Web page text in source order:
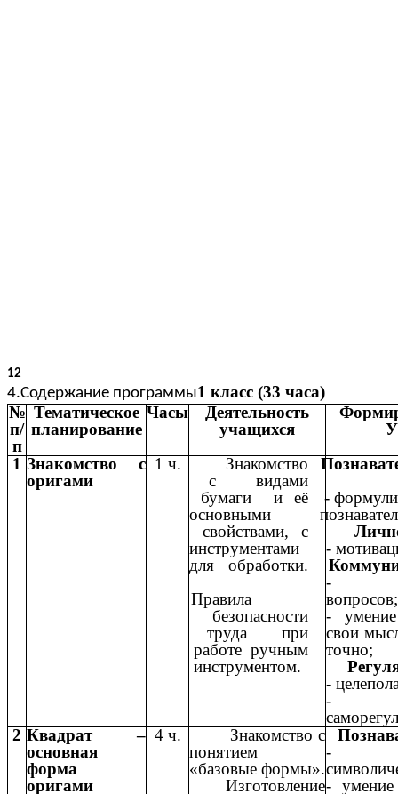
12
4.Содержание программы1 класс (33 часа)
№
п/
п
Тематическое
планирование
Часы
Деятельность
учащихся
1 Знакомство с
оригами
1 ч.
Знакомство
с видами
бумаги и её
основными
свойствами, с
инструментами
для обработки.
Правила
безопасности
труда при
работе ручным
инструментом.
-
-
-
вопросов;
-
свои
точно;
-
-
2 Квадрат –
основная
форма
оригами
4 ч.
Знакомство с
понятием
«базовые формы».
Изготовление
-
- умение